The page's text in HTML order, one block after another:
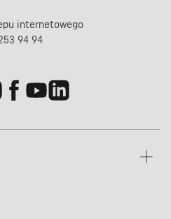
internetowego
94 94